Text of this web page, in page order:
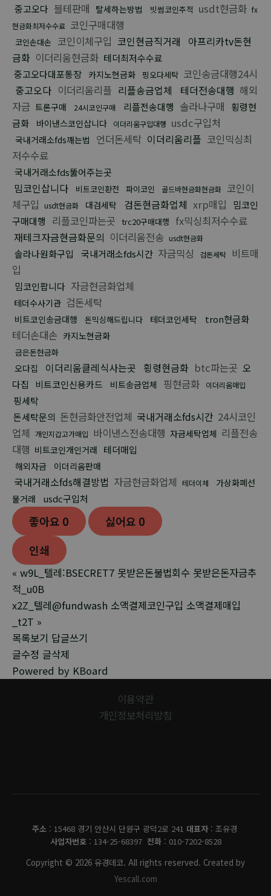
중고오다 블테판매 탈세하는방법 빗썸코인추적 usdt현금화 fx
현금화최저수수료 코인구매대행
코인손대손 코인이체구입 코인현금직거래
아프리카tv돈현
금화 이더리움현금화 테더최저수수료
중고오다대포통장 카지노현금화 핑오다세탁 코인송금대행24시
중고오다 이더리움리플 리플송금업체 테더전송대행 해외
자금 트론구매 24시코인구매 리플전송대행 솔라나구매
횡령현
금화
바이낸스코인삽니다 이더리움구입대행 usdc구입처
국내거래소fds깨는법 언더돈세탁 이더리움리플 코인믹싱최
저수수료
국내거래소fds뚫어주는곳
밈코인삽니다 비트코인환전 파이코인 골드바현금화현금화 코인이
체구입
usdt현금화 대검세탁 검돈현금화업체 xrp매입
밈코인
구매대행
리플코인파는곳 trc20구매대행
fx믹싱최저수수료
재테크자금현금화문의 이더리움전송 usdt현금화
솔라나원화구입 국내거래소fds시간 자금믹싱 검돈세탁 비트매
입
밈코인팝니다 자금현금화업체
테더수사기관 검돈세탁
비트코인송금대행 돈믹싱해드립니다 테더코인세탁 tron현금화
테더손대손 카지노현금화
금은돈현금화
오다집 이더리움클레식사는곳 횡령현금화 btc파는곳 오
다집
비트코인신용카드 비트송금업체 핑현금화 이더리움매입
핑세탁
돈세탁문의 돈현금화안전업체 국내거래소fds시간 24시코인
업체 개인지갑고가매입 바이낸스전송대행 자금세탁업체 리플전송
대행 비트코인개인거래 테더매입
해외자금 이더리움판매
국내거래소fds해결방법 자금현금화업체 테더이체
가상화폐선
물거래
usdc구입처
좋아요 0 싫어요 0
인쇄
« w9L_텔레:BSECRET7 못받은돈불법회수 못받은돈자금추
적_u0B
x2Z_텔레@fundwash 소액결제코인구입 소액결제매입
_t2T »
목록보기 답글쓰기
글수정 글삭제
Powered by KBoard
이용약관
개인정보처리방침
주소 : 15468 경기 안산시 단원구 광덕2로 241 대표자: 조유경
사업자번호: 134-25-68397 전화: 010-7202-8528
Copyright © 2026 유경데코. All rights reserved. Created by
Yescall.com